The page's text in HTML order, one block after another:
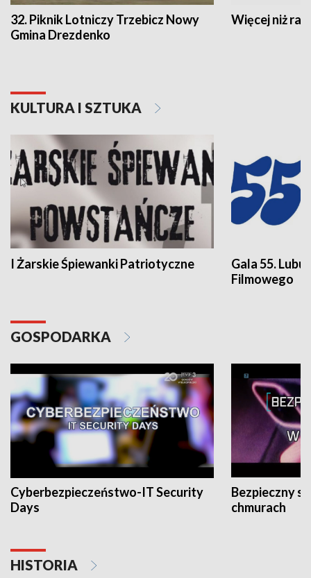
32. Piknik Lotniczy Trzebicz Nowy
Gmina Drezdenko
Więcej niż rajd
KULTURA I SZTUKA
I Żarskie Śpiewanki Patriotyczne
Gala 55.
Filmowego
GOSPODARKA
Cyberbezpieczeństwo-IT Security
Days
Bezpieczny
chmurach
HISTORIA